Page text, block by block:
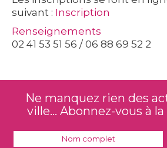
suivant : Inscription
Renseignements
02 41 53 51 56 / 06 88 69 52 2
Ne manquez rien des
ville... Abonnez-vous à